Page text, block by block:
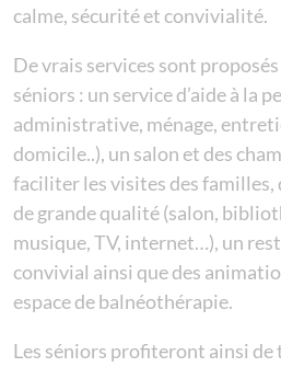
calme, sécurité et convivialité.
De vrais services sont
séniors : un service d’aide à la
administrative, ménage,
domicile..), un salon et des
faciliter les visites des familles,
de grande qualité (salon,
musique, TV, internet…), un
convivial ainsi que des
espace de balnéothérapie.
Les séniors profiteront ainsi